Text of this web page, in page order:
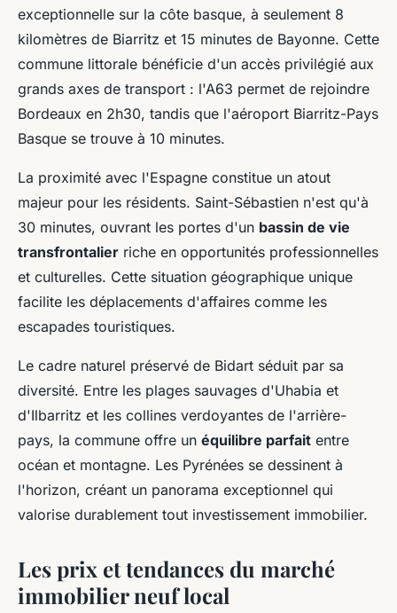
exceptionnelle sur la côte basque, à seulement 8
kilomètres de Biarritz et 15 minutes de Bayonne. Cette
commune littorale bénéficie d'un accès privilégié aux
grands axes de transport : l'A63 permet de rejoindre
Bordeaux en 2h30, tandis que l'aéroport Biarritz-Pays
Basque se trouve à 10 minutes.
La proximité avec l'Espagne constitue un atout
majeur pour les résidents. Saint-Sébastien n'est qu'à
30 minutes, ouvrant les portes d'un bassin de vie
transfrontalier riche en opportunités professionnelles
et culturelles. Cette situation géographique unique
facilite les déplacements d'affaires comme les
escapades touristiques.
Le cadre naturel préservé de Bidart séduit par sa
diversité. Entre les plages sauvages d'Uhabia et
d'Ilbarritz et les collines verdoyantes de l'arrière-
pays, la commune offre un équilibre parfait entre
océan et montagne. Les Pyrénées se dessinent à
l'horizon, créant un panorama exceptionnel qui
valorise durablement tout investissement immobilier.
Les prix et tendances du marché
immobilier neuf local